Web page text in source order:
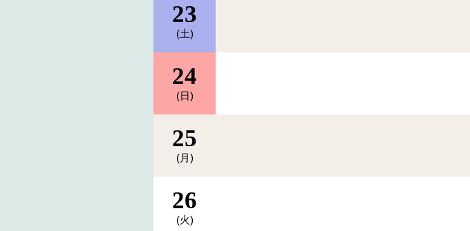
23
(土)
24
(日)
25
(月)
26
(火)